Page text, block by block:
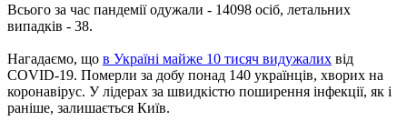
Всього за час пандемії одужали - 14098 осіб, летальних
випадків - 38.
Нагадаємо, що в Україні майже 10 тисяч видужалих від
COVID-19. Померли за добу понад 140 українців, хворих на
коронавірус. У лідерах за швидкістю поширення інфекції, як і
раніше, залишається Київ.